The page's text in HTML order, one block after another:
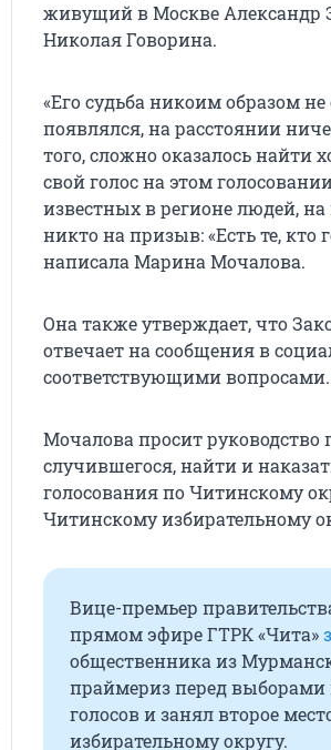
живущий в Москве Александр
Николая Говорина.
«Его судьба никоим образом
появлялся, на расстоянии
того, сложно оказалось найти
свой голос на этом
известных в регионе людей,
никто на призыв: «Есть те, кто
написала Марина Мочалова.
Она также утверждает, что
отвечает на сообщения в
соответствующими вопросами.
Мочалова просит
случившегося, найти и
голосования по Читинскому
Читинскому избирательному
Вице-премьер
прямом эфире ГТРК «Чита»
общественника из
праймериз перед выборами
голосов и занял второе
избирательному округу.